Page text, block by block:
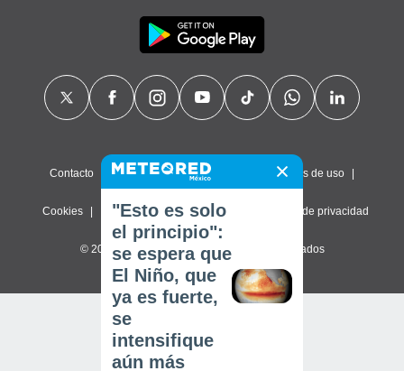
Contacto Sobre nosotros Términos de uso
Cookies Política de privacidad Configuración de privacidad
© 2026 Meteored. Todos los derechos reservados
"Esto es solo
el principio":
se espera que
El Niño, que
ya es fuerte,
se
intensifique
aún más